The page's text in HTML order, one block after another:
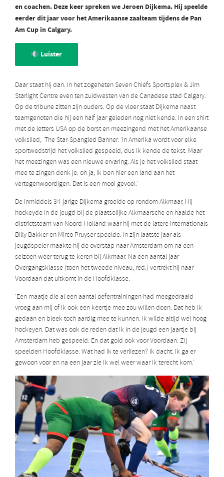
en coachen. Deze keer spreken we Jeroen Dijkema. Hij speelde
eerder dit jaar voor het Amerikaanse zaalteam tijdens de Pan
Am Cup in Calgary.
Luister
Daar staat hij dan. In het zogeheten Seven Chiefs Sportsplex & Jim
Starlight Centre even ten zuidwesten van de Canadese stad Calgary.
Op de tribune zitten zijn ouders. Op de vloer staat Dijkema naast
teamgenoten die hij een half jaar geleden nog niet kende. In een shirt
met de letters USA op de borst en meezingend met het Amerikaanse
volkslied, The Star-Spangled Banner. ‘In Amerika wordt voor elke
sportwedstrijd het volkslied gespeeld, dus ik kende de tekst. Maar
het meezingen was een nieuwe ervaring. Als je het volkslied staat
mee te zingen denk je: oh ja, ik ben hier een land aan het
vertegenwoordigen. Dat is een mooi gevoel.’
De inmiddels 34-jarige Dijkema groeide op rondom Alkmaar. Hij
hockeyde in de jeugd bij de plaatselijke Alkmaarsche en haalde het
districtsteam van Noord-Holland waar hij met de latere internationals
Billy Bakker en Mirco Pruyser speelde. In zijn laatste jaar als
jeugdspeler maakte hij de overstap naar Amsterdam om na een
seizoen weer terug te keren bij Alkmaar. Na een aantal jaar
Overgangsklasse (toen het tweede niveau, red.) vertrekt hij naar
Voordaan dat uitkomt in de Hoofdklasse.
‘Een maatje die al een aantal oefentrainingen had meegedraaid
vroeg aan mij of ik ook een keertje mee zou willen doen. Dat heb ik
gedaan en bleek toch aardig mee te kunnen. Ik wilde altijd wel hoog
hockeyen. Dat was ook de reden dat ik in de jeugd een jaartje bij
Amsterdam heb gespeeld. En dat gold ook voor Voordaan. Zij
speelden Hoofdklasse. Wat had ik te verliezen? Ik dacht: ik ga er
gewoon voor en na een jaar zie ik wel weer waar ik terecht kom.’